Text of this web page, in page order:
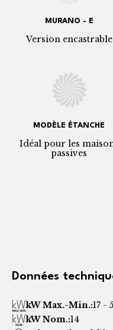
MURANO - E
Version encastrable
MODÈLE ÉTANCHE
Idéal pour les
passives
Données
kW Max.-Min.:17 -
kW Nom.:14